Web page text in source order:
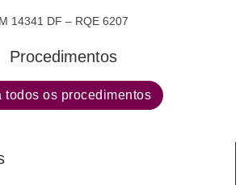
14341 DF – RQE 6207
Procedimentos
todos os procedimentos